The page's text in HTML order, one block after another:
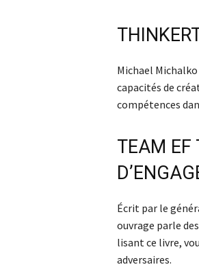
Michael
capacités de
compétences
TEAM EF
Écrit par le
ouvrage parle
lisant ce livre,
adversaires.